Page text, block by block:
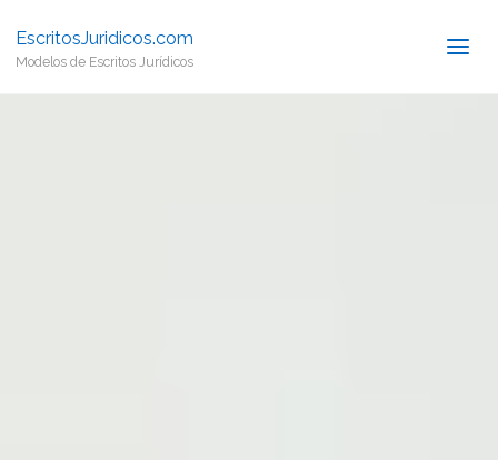
EscritosJuridicos.com
Modelos de Escritos Jurídicos